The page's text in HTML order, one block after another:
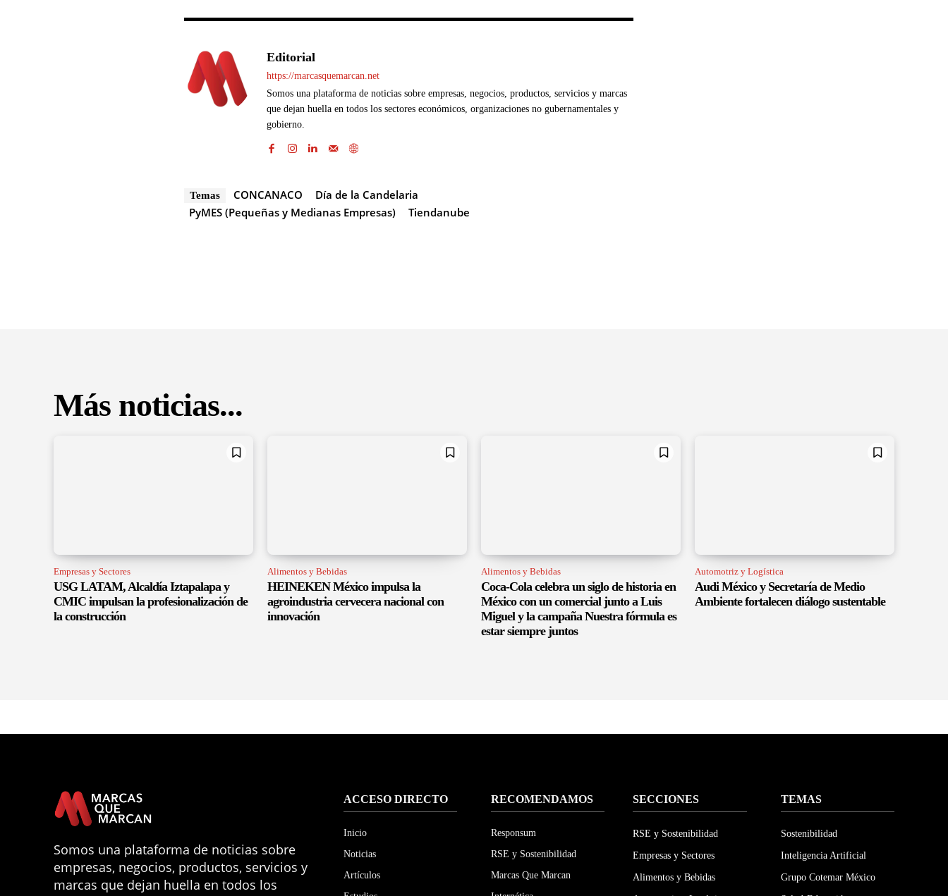
Editorial
https://marcasquemarcan.net
Somos una plataforma de noticias sobre empresas, negocios, productos, servicios y marcas
que dejan huella en todos los sectores económicos, organizaciones no gubernamentales y
gobierno.
Temas CONCANACO
Día de la Candelaria
PyMES (Pequeñas y Medianas Empresas)
Tiendanube
Más noticias...
Empresas y Sectores
USG LATAM, Alcaldía Iztapalapa y
CMIC impulsan la profesionalización de
la construcción
Alimentos y Bebidas
HEINEKEN México impulsa la
agroindustria cervecera nacional con
innovación
Alimentos y Bebidas
Coca-Cola celebra un siglo de historia en
México con un comercial junto a Luis
Miguel y la campaña Nuestra fórmula es
estar siempre juntos
Automotriz y Logística
Audi México y Secretaría de Medio
Ambiente fortalecen diálogo sustentable
Somos una plataforma de noticias sobre
empresas, negocios, productos, servicios y
marcas que dejan huella en todos los
ACCESO DIRECTO
Inicio
Noticias
Artículos
RECOMENDAMOS
Responsum
RSE y Sostenibilidad
Marcas Que Marcan
SECCIONES
RSE y Sostenibilidad
Empresas y Sectores
Alimentos y Bebidas
TEMAS
Sostenibilidad
Inteligencia Artificial
Grupo Cotemar México